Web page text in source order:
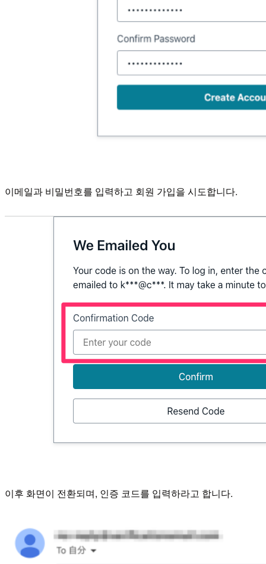
이메일과 비밀번호를 입력하고 회원 가입을 시도합니다.
이후 화면이 전환되며, 인증 코드를 입력하라고 합니다.